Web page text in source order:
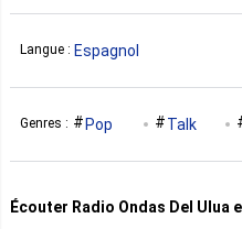
Honduras
Langue : Espagnol
Genres : Pop Talk
Écouter Radio Ondas Del Ulua